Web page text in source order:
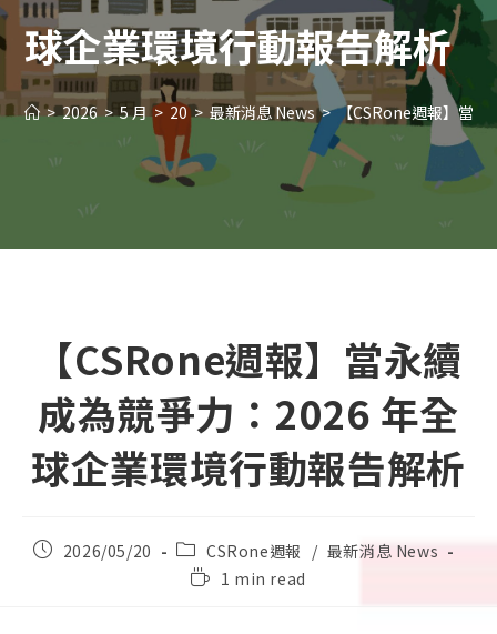
球企業環境行動報告解析
> 2026 > 5 月 > 20 > 最新消息 News > 【CSRone週報】當永
【CSRone週報】當永續
成為競爭力：2026 年全
球企業環境行動報告解析
Post2026/05/20
Post
category:
CSRone週報 / 最新消息 News
Reading1 min read